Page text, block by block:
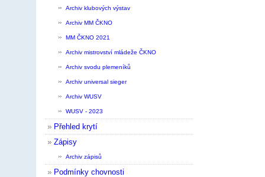
Archiv klubových výstav
Archiv MM ČKNO
MM ČKNO 2021
Archiv mistrovství mládeže ČKNO
Archiv svodu plemeníků
Archiv universal sieger
Archiv WUSV
WUSV - 2023
Přehled krytí
Zápisy
Archiv zápisů
Podmínky chovnosti